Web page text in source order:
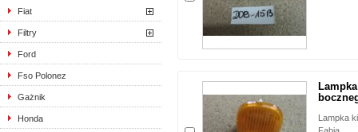
Fiat
Filtry
Ford
Fso Polonez
Gażnik
Honda
Lampka